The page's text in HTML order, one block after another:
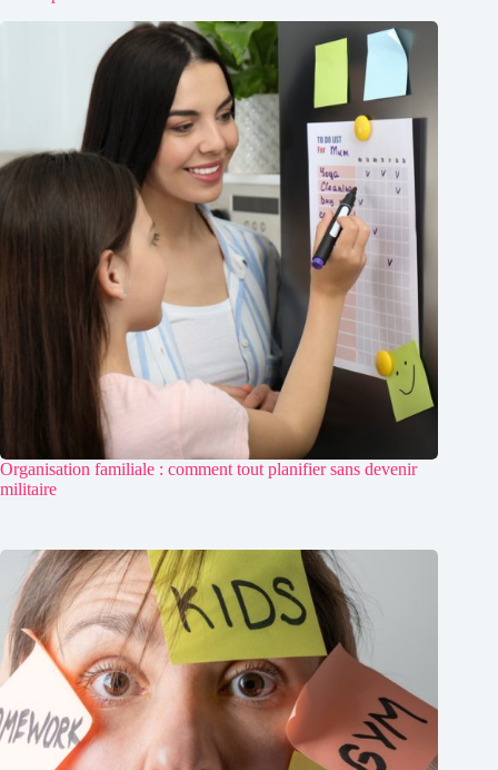
Organisation familiale : comment tout planifier sans devenir
militaire